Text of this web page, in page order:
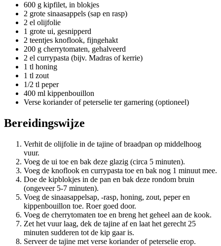
600 g kipfilet, in blokjes
2 grote sinaasappels (sap en rasp)
2 el olijfolie
1 grote ui, gesnipperd
2 teentjes knoflook, fijngehakt
200 g cherrytomaten, gehalveerd
2 el currypasta (bijv. Madras of kerrie)
1 tl honing
1 tl zout
1/2 tl peper
400 ml kippenbouillon
Verse koriander of peterselie ter garnering (optioneel)
Bereidingswijze
Verhit de olijfolie in de tajine of braadpan op middelhoog
vuur.
Voeg de ui toe en bak deze glazig (circa 5 minuten).
Voeg de knoflook en currypasta toe en bak nog 1 minuut mee.
Doe de kipblokjes in de pan en bak deze rondom bruin
(ongeveer 5-7 minuten).
Voeg de sinaasappelsap, -rasp, honing, zout, peper en
kippenbouillon toe. Roer goed door.
Voeg de cherrytomaten toe en breng het geheel aan de kook.
Zet het vuur laag, dek de tajine af en laat het gerecht 25
minuten sudderen tot de kip gaar is.
Serveer de tajine met verse koriander of peterselie erop.